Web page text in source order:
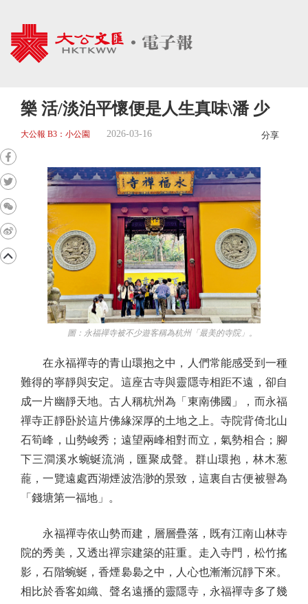
樂 活/淡泊平懷便是人生真味\潘 少
大公報 B3：小公園 2026-03-16 分享
圖：永福禪寺被不少遊客稱為杭州「最美的寺院」。
在永福禪寺的青山環抱之中，人們常能感受到一種
難得的寧靜與安定。這座古寺與靈隱寺相距不遠，卻自
成一片幽靜天地。古人稱杭州為「東南佛國」，而永福
禪寺正靜卧於這片佛緣深厚的土地之上。寺院背倚北山
石筍峰，山勢峻秀；遠望兩峰相對而立，氣勢相合；腳
下三澗溪水蜿蜒流淌，匯聚成聲。群山環抱，林木葱
蘢，一覽遠處西湖煙波浩渺的景致，這裏自古便被譽為
「錢塘第一福地」。
永福禪寺依山勢而建，層層疊落，既有江南山林寺
院的秀美，又透出禪宗建築的莊重。走入寺門，松竹搖
影，石階蜿蜒，香煙裊裊之中，人心也漸漸沉靜下來。
相比於香客如織、聲名遠播的靈隱寺，永福禪寺多了幾